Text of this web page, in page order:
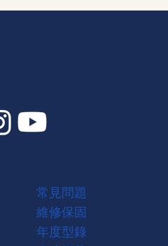
常見問題
維修保固
年度型錄